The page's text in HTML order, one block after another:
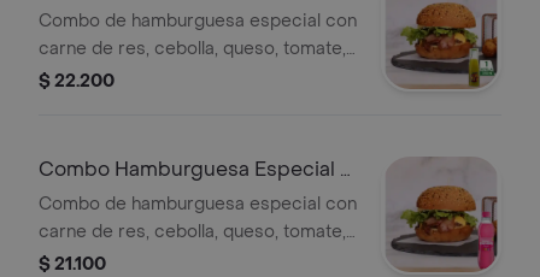
Hit Lulo 350 ml
Combo de hamburguesa especial con
carne de res, cebolla, queso, tomate,
lechuga, salsas de la casa y dos
$ 22.200
Combo Hamburguesa Especial +
Manzana 250ml
Combo de hamburguesa especial con
carne de res, cebolla, queso, tomate,
salsas de la casa y lechuga. Incluye
$ 21.100